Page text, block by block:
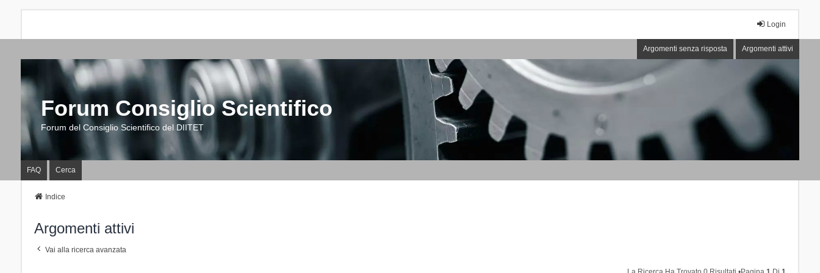
Login
Argomenti senza risposta Argomenti attivi
Forum Consiglio Scientifico
Forum del Consiglio Scientifico del DIITET
FAQ Cerca
Indice
Argomenti attivi
Vai alla ricerca avanzata